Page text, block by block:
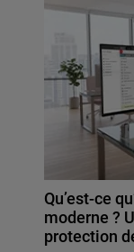
Qu’est-ce
moderne ?
protection